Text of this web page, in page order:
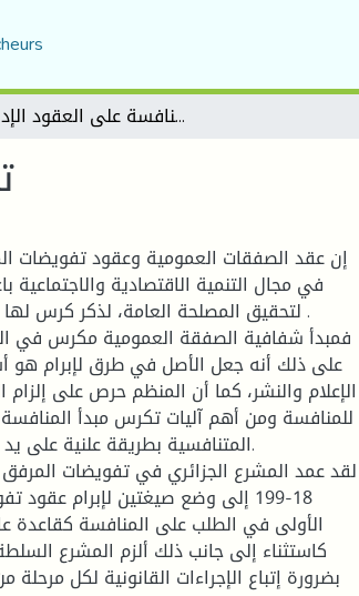
تطبيق مبدأ المنافسة على العقود الإدارية
إن عقد الصفقات العمومية وعقود تفويضات
في مجال التنمية الاقتصادية والاجتماعية
لتحقيق المصلحة العامة، لذكر كرس لها
على ذلك أنه جعل الأصل في طرق لإبرام
الإعلام والنشر، كما أن المنظم حرص على إلزام
للمنافسة ومن أهم آليات تكرس مبدأ
المتنافسية بطريقة علنية على
لقد عمد المشرع الجزائري في تفويضات
18-199 إلى وضع صيغتين لإبرام
الأولى في الطلب على المنافسة كقاعدة
كاستثناء إلى جانب ذلك ألزم المشرع
بضرورة إتباع الإجراءات القانونية لكل